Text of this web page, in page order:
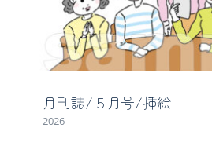
月刊誌/５月号/挿絵
2026